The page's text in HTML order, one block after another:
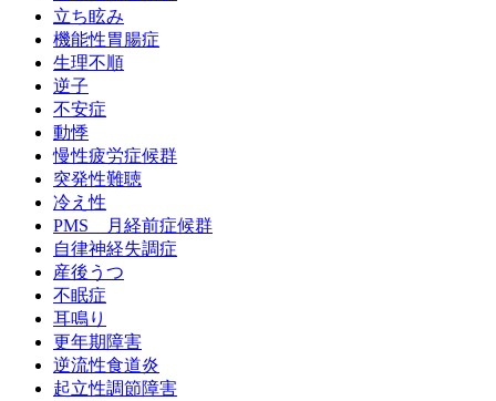
立ち眩み
機能性胃腸症
生理不順
逆子
不安症
動悸
慢性疲労症候群
突発性難聴
冷え性
PMS 月経前症候群
自律神経失調症
産後うつ
不眠症
耳鳴り
更年期障害
逆流性食道炎
起立性調節障害